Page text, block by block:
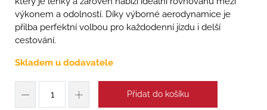
výkonem a odolností. Díky výborné aerodynamice je
přilba perfektní volbou pro každodenní jízdu i delší
cestování.
Skladem u dodavatele
Přidat do košíku